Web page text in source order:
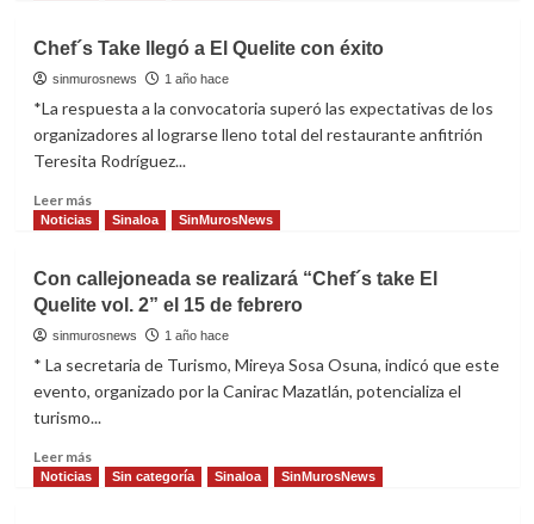
de
Mazatlán
Fernanda
García
Beltrán
asume
de
Culiacán
Chef´s Take llegó a El Quelite con éxito
sinmurosnews 1 año hace
*La respuesta a la convocatoria superó las expectativas de los
organizadores al lograrse lleno total del restaurante anfitrión
Teresita Rodríguez...
Leer másRead
more
´s
Take
llegó
Quelite
con
Noticias Sinaloa SinMurosNews
Con callejoneada se realizará “Chef´s take El
Quelite vol. 2” el 15 de febrero
sinmurosnews 1 año hace
* La secretaria de Turismo, Mireya Sosa Osuna, indicó que este
evento, organizado por la Canirac Mazatlán, potencializa el
turismo...
Leer másRead
more
Noticias Sin categoría Sinaloa SinMurosNews